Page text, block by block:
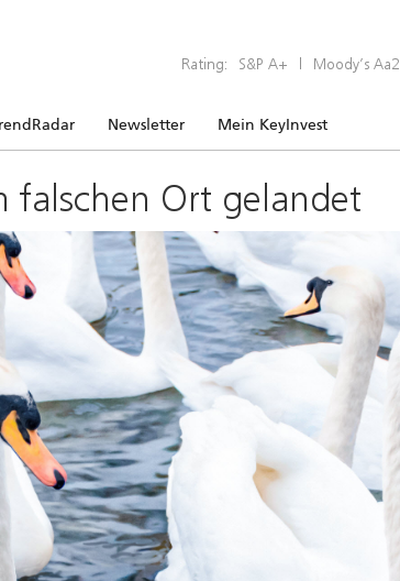
Rating: S&P A+ | Moody’s Aa2
Newsletter Mein KeyInvest
falschen Ort gelandet